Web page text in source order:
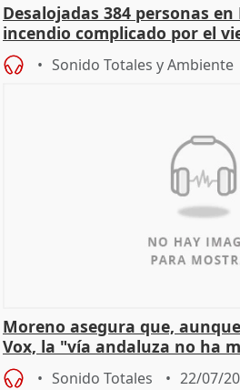
Desalojadas 384 personas
incendio complicado por el
Sonido Totales y Ambiente
Moreno asegura que,
Vox, la "vía andaluza no ha
"cambiar"
Sonido Totales 22/07/